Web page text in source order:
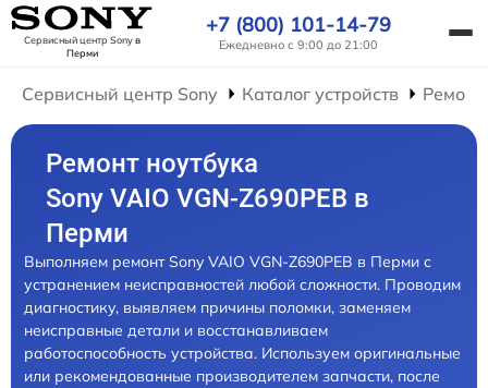
Сервисный центр Sonyв
Перми
+7 (800) 101-14-79
Ежедневно с 9:00 до 21:00
Сервисный центр Sony Каталог устройств
Ремонт ноутбука
Sony VAIO VGN-Z690PEB в
Перми
Выполняем ремонт Sony VAIO VGN-Z690PEB в Перми с
устранением неисправностей любой сложности. Проводим
диагностику, выявляем причины поломки, заменяем
неисправные детали и восстанавливаем
работоспособность устройства. Используем оригинальные
или рекомендованные производителем запчасти, после